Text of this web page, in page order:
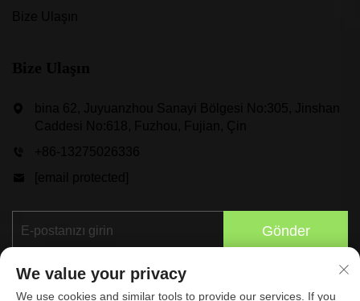
Gönder
We value your privacy
We use cookies and similar tools to provide our services. If you